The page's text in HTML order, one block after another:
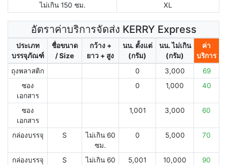
ไม่เกิน 150 ซม.
XL
อัตราค่าบริการจัดส่ง KERRY Express
ประเภท
บรรจุภัณฑ์
ชื่อขนาด
/ Size
กว้าง +
ยาว + สูง
นน. ตั้งแต่
(กรัม)
นน. ไม่เกิน
(กรัม)
ค่า
บริการ
ถุงพลาสติก
0 3,000
69
ซอง
เอกสาร
0 1,000 40
ซอง
เอกสาร
1,001 3,000 60
กล่องบรรจุ S
ไม่เกิน 60
ซม.
0 5,000 70
กล่องบรรจุ S
ไม่เกิน 60
5,001 10,000 90